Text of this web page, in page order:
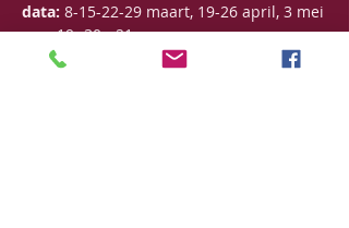
data: 8-15-22-29 maart, 19-26 april, 3 mei
uur: 19u30 - 21u
Bijdrage:
125€ voor een reeks van 7